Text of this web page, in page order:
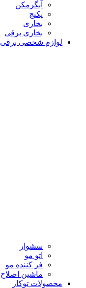
آبگرمکن
پکیج
بخاری
بخاری برقی
لوازم شخصی برقی
سشوار
اتو مو
فر کننده مو
ماشین اصلاح
محصولات توکار